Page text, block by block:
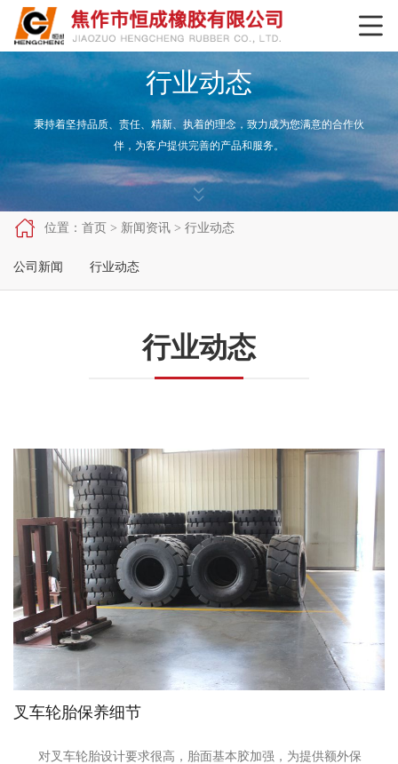

行业动态
秉持着坚持品质、责任、精新、执着的理念，致力成为您满意的合作伙
伴，为客户提供完善的产品和服务。


 位置： 首页 > 新闻资讯 > 行业动态
公司新闻 行业动态
行业动态
叉车轮胎保养细节
叉车轮胎设计要求很高，胎面基本胶加强，为提供额外保